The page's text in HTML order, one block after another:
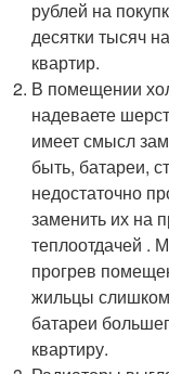
рублей на
десятки тысяч
квартир.
В помещении
надеваете
имеет смысл
быть, батареи,
недостаточно
заменить их на
теплоотдачей .
прогрев
жильцы слишком
батареи
квартиру.